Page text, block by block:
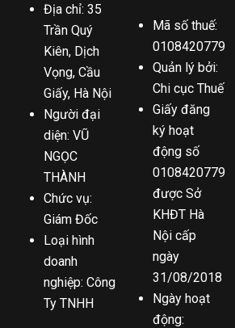
Địa chỉ: 35
Trần Quý
Kiên, Dịch
Vọng, Cầu
Giấy, Hà Nội
Người đại
diện: VŨ
NGỌC
THÀNH
Chức vụ:
Giám Đốc
Loại hình
doanh
nghiệp: Công
Ty TNHH
Mã số thuế:
0108420779
Quản lý bởi:
Chi cục Thuế
Giấy đăng
ký hoạt
động số
0108420779
được Sở
KHĐT Hà
Nội cấp
ngày
31/08/2018
Ngày hoạt
động: